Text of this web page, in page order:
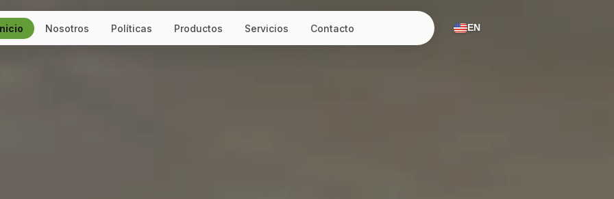
Nosotros Políticas Productos Servicios Contacto EN